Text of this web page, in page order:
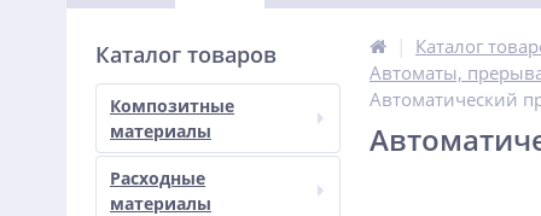
Каталог товаров
Композитные
материалы
Расходные
материалы
Каталог
Автоматы,
Автоматический